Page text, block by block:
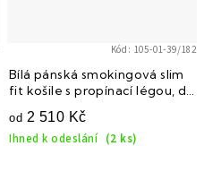
Bílá pánská smokingová slim
fit košile s propínací légou, dl.
rukáv na manž. knoflíčky, 105-
01
od 2 510 Kč
Ihned k odeslání (2 ks)
Kód: 105-01-39/182